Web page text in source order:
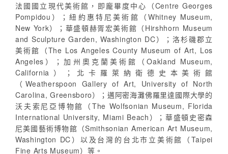
法國國立現代美術館，即龐畢度中心（Centre Georges
Pompidou）；紐約惠特尼美術館（Whitney Museum,
New York）；華盛頓赫胥宏美術館（Hirshhorn Museum
and Sculpture Garden, Washington DC）；洛杉磯郡立
美術館（The Los Angeles County Museum of Art, Los
Angeles）；加州奧克蘭美術館（Oakland Museum,
California）；北卡羅萊納衛德史本美術館
（Weatherspoon Gallery of Art, University of North
Carolina, Greensboro）；邁阿密海灘佛羅里達國際大學的
沃夫索尼亞博物館（The Wolfsonian Museum, Florida
International University, Miami Beach）；華盛頓史密森
尼美國藝術博物館（Smithsonian American Art Museum,
Washington DC）以及台灣的台北市立美術館（Taipei
Fine Arts Museum）等。